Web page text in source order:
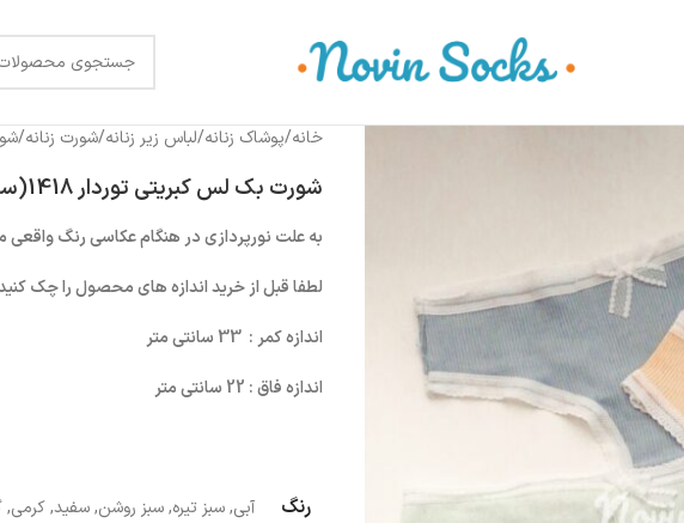
خانه/پوشاک زنانه/لباس زیر زنانه/شورت زنانه/
شورت بک لس کبریتی توردار 1418(سایز2XL)
به علت نورپردازی در هنگام عکاسی رنگ
لطفا قبل از خرید اندازه های محصول را چک
اندازه کمر : 33 سانتی متر
اندازه فاق : 22 سانتی متر
رنگ آبی,سبز تیره,سبز روشن,سفید,کرمی,